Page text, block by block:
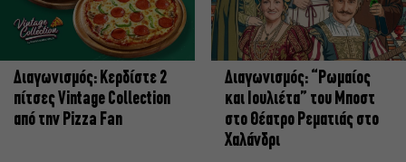
Διαγωνισμός: Κερδίστε 2
πίτσες Vintage Collection
από την Pizza Fan
Διαγωνισμός: “Ρωμαίος
και Ιουλιέτα” του Μποστ
στο Θέατρο Ρεματιάς στο
Χαλάνδρι